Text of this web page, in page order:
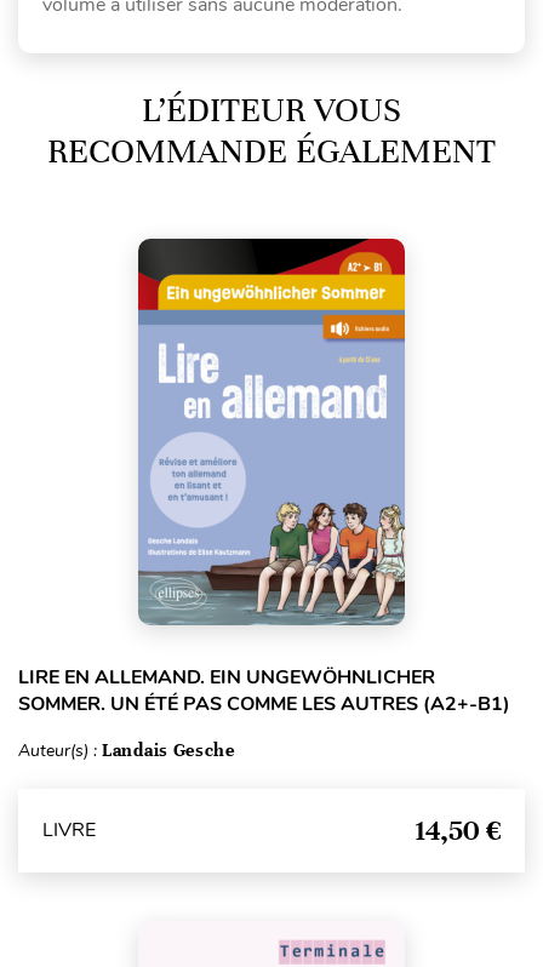
L’ÉDITEUR VOUS
RECOMMANDE ÉGALEMENT
LIRE EN ALLEMAND. EIN UNGEWÖHNLICHER
SOMMER. UN ÉTÉ PAS COMME LES AUTRES (A2+-B1)
Auteur(s) : Landais Gesche
LIVRE 14,50 €